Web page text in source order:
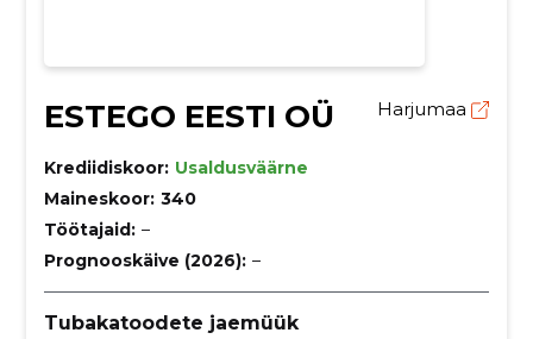
ESTEGO EESTI OÜ Harjumaa
Krediidiskoor: Usaldusväärne
Maineskoor: 340
Töötajaid: –
Prognooskäive (2026): –
Tubakatoodete jaemüük